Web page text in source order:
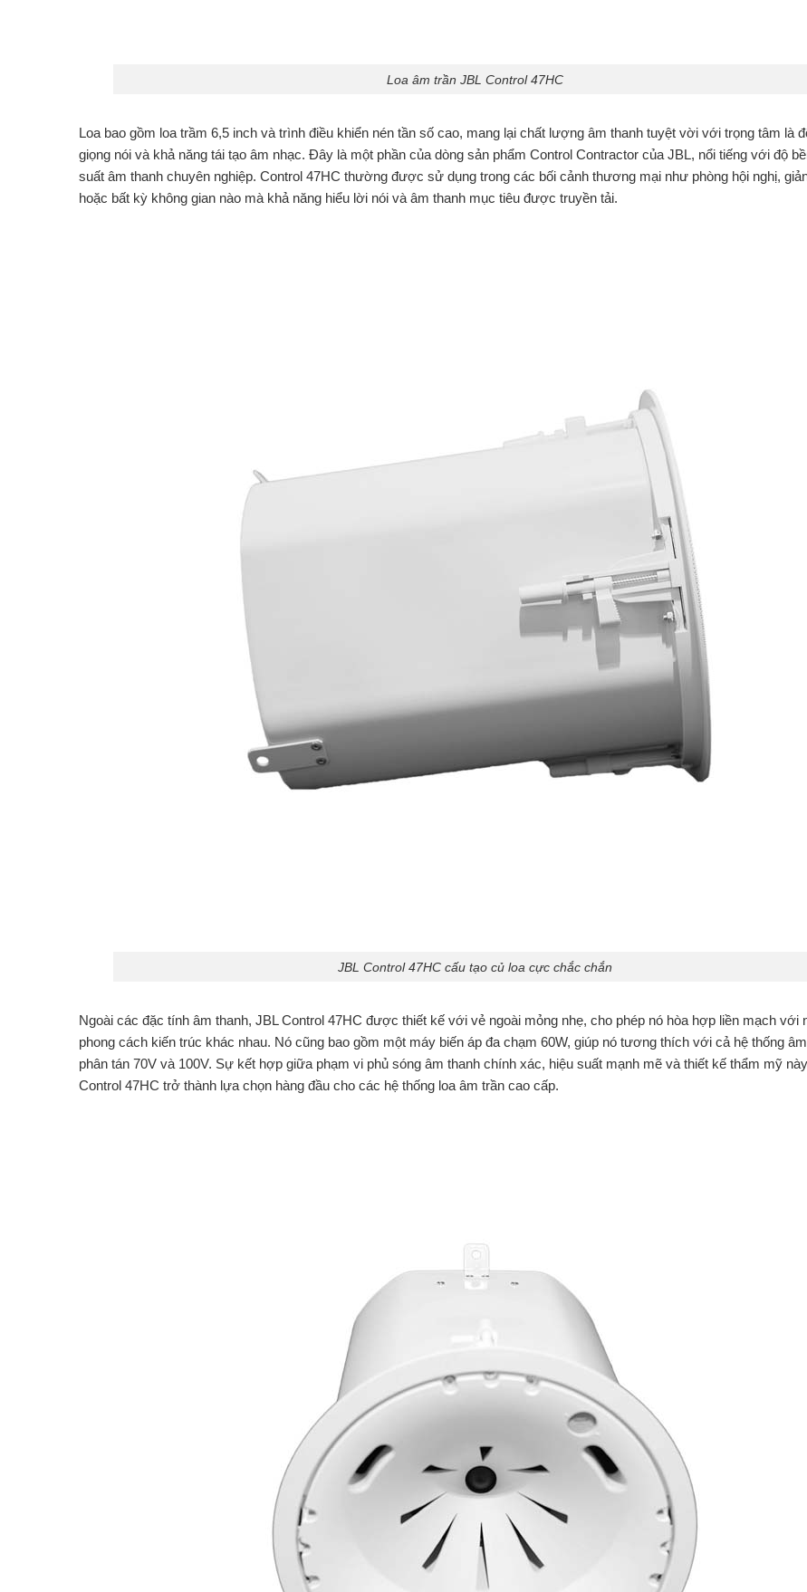
Loa âm trần JBL Control 47HC
Loa bao gồm loa trầm 6,5 inch và trình điều khiển nén tần số cao, mang lại chất lượng âm thanh tuyệt vời với trọng tâm là
giọng nói và khả năng tái tạo âm nhạc. Đây là một phần của dòng sản phẩm Control Contractor của JBL, nổi tiếng với độ
suất âm thanh chuyên nghiệp. Control 47HC thường được sử dụng trong các bối cảnh thương mại như phòng hội nghị,
hoặc bất kỳ không gian nào mà khả năng hiểu lời nói và âm thanh mục tiêu được truyền tải.
JBL Control 47HC cấu tạo củ loa cực chắc chắn
Ngoài các đặc tính âm thanh, JBL Control 47HC được thiết kế với vẻ ngoài mỏng nhẹ, cho phép nó hòa hợp liền mạch với
phong cách kiến ​​trúc khác nhau. Nó cũng bao gồm một máy biến áp đa chạm 60W, giúp nó tương thích với cả hệ thống
phân tán 70V và 100V. Sự kết hợp giữa phạm vi phủ sóng âm thanh chính xác, hiệu suất mạnh mẽ và thiết kế thẩm mỹ
Control 47HC trở thành lựa chọn hàng đầu cho các hệ thống loa âm trần cao cấp.